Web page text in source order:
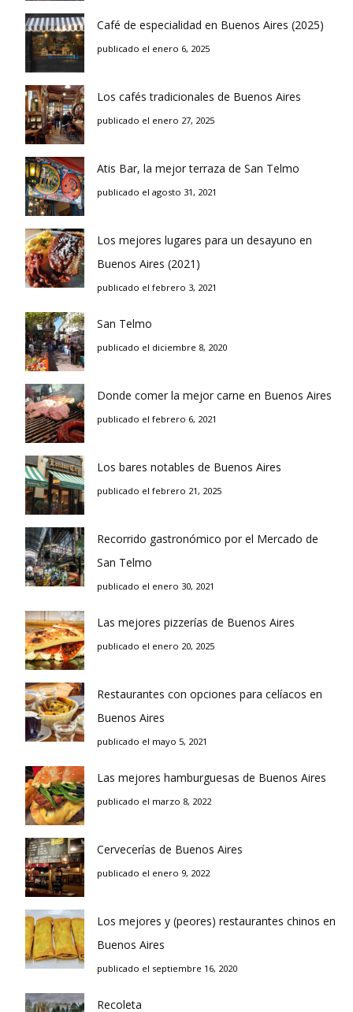
Café de especialidad en Buenos Aires (2025)
publicado el enero 6, 2025
Los cafés tradicionales de Buenos Aires
publicado el enero 27, 2025
Atis Bar, la mejor terraza de San Telmo
publicado el agosto 31, 2021
Los mejores lugares para un desayuno en
Buenos Aires (2021)
publicado el febrero 3, 2021
San Telmo
publicado el diciembre 8, 2020
Donde comer la mejor carne en Buenos Aires
publicado el febrero 6, 2021
Los bares notables de Buenos Aires
publicado el febrero 21, 2025
Recorrido gastronómico por el Mercado de
San Telmo
publicado el enero 30, 2021
Las mejores pizzerías de Buenos Aires
publicado el enero 20, 2025
Restaurantes con opciones para celíacos en
Buenos Aires
publicado el mayo 5, 2021
Las mejores hamburguesas de Buenos Aires
publicado el marzo 8, 2022
Cervecerías de Buenos Aires
publicado el enero 9, 2022
Los mejores y (peores) restaurantes chinos en
Buenos Aires
publicado el septiembre 16, 2020
Recoleta